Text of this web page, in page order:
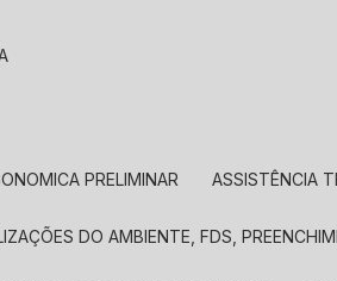
PRELIMINAR ASSISTÊNCIA
DO AMBIENTE, FDS,